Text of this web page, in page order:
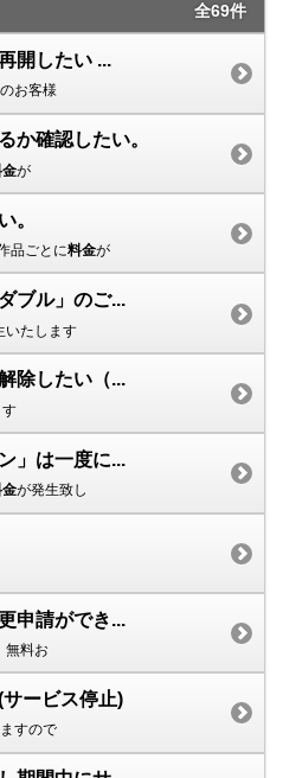
全69件
開したい ...
お客様
か確認したい。
が
。
品ごとに料金が
ブル」のご...
いたします
除したい（...
」は一度に...
が発生致し
申請ができ...
無料お
ービス停止)
すので